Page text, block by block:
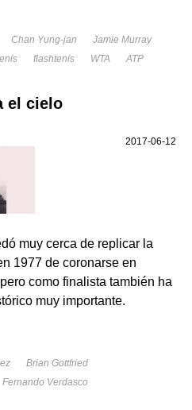
Chan Yung-jan
Jamie Murray
flashtenis WTA ATP
el cielo
2017-06-12
muy cerca de replicar la
1977 de coronarse en
como finalista también ha
muy importante.
Brian Gottfried
Fernando Verdasco